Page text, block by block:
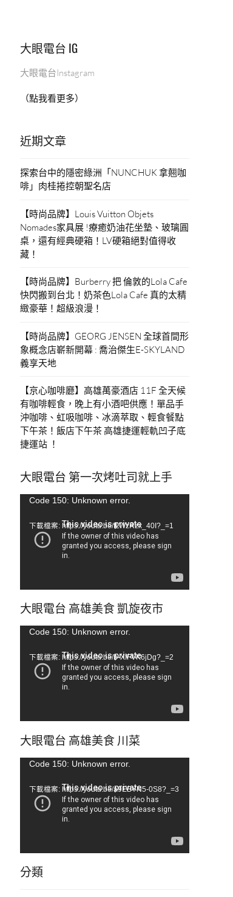
大眼電台 IG
大眼電台Instagram
（點我看更多）
近期文章
探索台中的隱密綠洲「NUNCHUK 拿翹咖
啡」肉桂捲控朝聖名店
【時尚品牌】Louis Vuitton Objets
Nomades家具展 !療癒奶油花坐墊、玻璃圓
桌，還有經典硬箱！LV硬箱絕對值得收
藏！
【時尚品牌】Burberry 把 倫敦的Lola Cafe
快閃搬到台北！奶茶色Lola Cafe 真的太精
緻豪華！超級浪漫！
【時尚品牌】GEORG JENSEN 全球首間形
象概念店嶄新開幕 : 喬治傑生E-SKYLAND
義享天地
【京心咖啡廳】高雄萬豪酒店 11F 全天候
有咖啡輕食，晚上有小酒吧供應！單品手
沖咖啡、虹吸咖啡、冰滴萃取、輕食餐點
下午茶！飯店下午茶 高雄捷運輕軌凹子底
捷運站 ！
大眼電台 第一次烤吐司就上手
視Code 150: Unknown error.
下載檔案: https://youtu.be/tLWzRzx_40I?_=1
大眼電台 高雄美食 凱旋夜市
視Code 150: Unknown error.
下載檔案: https://youtu.be/b-XfFVK6jDg?_=2
大眼電台 高雄美食 川菜
視Code 150: Unknown error.
下載檔案: https://youtu.be/a9EBYN5-0S8?_=3
分類